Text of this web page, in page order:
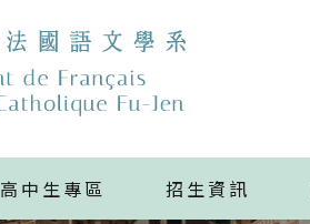
高中生專區 招生資訊